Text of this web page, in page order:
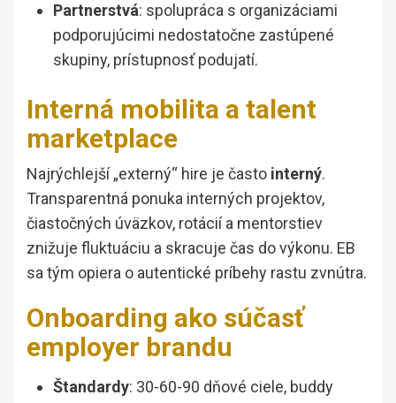
Partnerstvá: spolupráca s organizáciami
podporujúcimi nedostatočne zastúpené
skupiny, prístupnosť podujatí.
Interná mobilita a talent
marketplace
Najrýchlejší „externý“ hire je často interný.
Transparentná ponuka interných projektov,
čiastočných úväzkov, rotácií a mentorstiev
znižuje fluktuáciu a skracuje čas do výkonu. EB
sa tým opiera o autentické príbehy rastu zvnútra.
Onboarding ako súčasť
employer brandu
Štandardy: 30-60-90 dňové ciele, buddy